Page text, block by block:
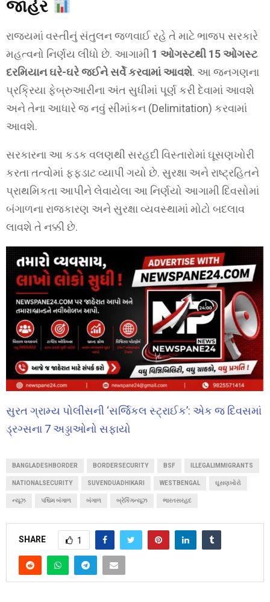
જાહેર
રાજ્યમાં વસ્તીનું સંતુલન જળવાઈ રહે તે માટે ભાજપ સરકારે
મહત્વનો નિર્ણય લીધો છે. આગામી 1 ઓગસ્ટથી 15 ઓગસ્ટ
દરમિયાન ઘરે-ઘરે જઈને સર્વે કરવામાં આવશે. આ જનગણના
પ્રક્રિયા ફેબ્રુઆરીના અંત સુધીમાં પૂર્ણ કરી દેવામાં આવશે
અને તેના આધારે જ નવું સીમાંકન (Delimitation) કરવામાં
આવશે.
સરકારના આ કડક વલણથી સરહદી વિસ્તારોમાં ઘૂસણખોરી
કરતા તત્વોમાં ફફડાટ વ્યાપી ગયો છે. સુરક્ષા અને રાષ્ટ્રહિતને
પ્રાથમિકતા આપીને લેવાયેલા આ નિર્ણયો આગામી દિવસોમાં
બંગાળના રાજકારણ અને સુરક્ષા વ્યવસ્થામાં મોટો બદલાવ
લાવશે તે નક્કી છે.
સુરત ગ્રામ્ય પોલીસની ‘સર્જિકલ સ્ટ્રાઈક’: એક જ દિવસમાં
ડ્રગ્સના 7 અડ્ડાઓનો સફાયો
BANGLADESHBORDER BORDERSECURITY BSF ILLEGALIMMIGRANTS
NATIONALSECURITY SUVENDUADHIKARI WESTBENGAL ઘૂસણખોરો
ન્યૂઝ પશ્ચિમ બંગાળ બંગાળ બ્રેકિંગન્યૂઝ ભારતસરહદ
SHARE 1